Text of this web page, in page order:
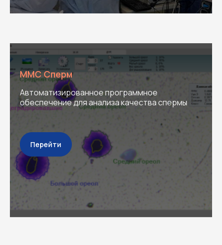
ММС Сперм
Автоматизированное программное
обеспечение для анализа качества спермы
Перейти